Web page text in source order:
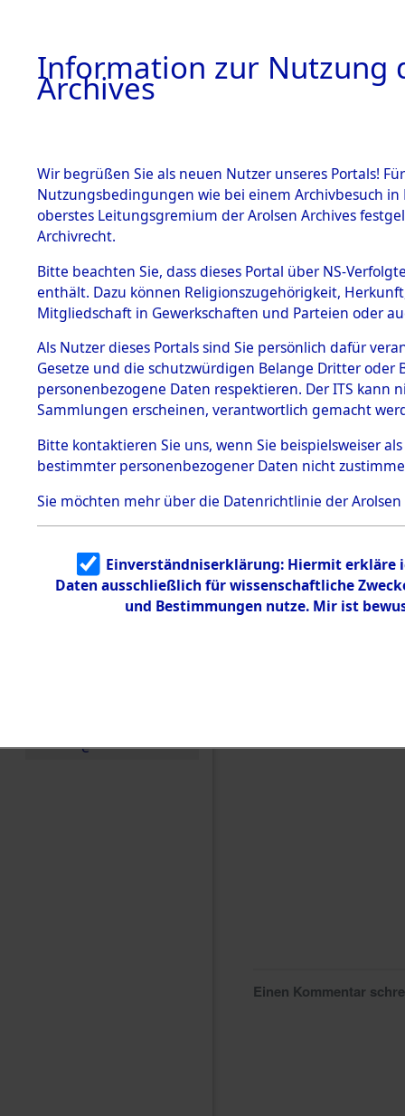
BESTÄNDE
1.
mente
5. Verschiedenes
5.3
Todesmärsche
5.3.1 Alliierte
Erhebungen
zu
Todesmärsch
en
5.3.2
Identifizierun
g
5.3.3
Todesmärsch
e
Routen
→0126
Einen Kommentar
Information zur Nutzung
Archives
Wir begrüßen Sie als neuen Nutzer unseres Portals!
Nutzungsbedingungen wie bei einem Archivbesuch
oberstes Leitungsgremium der Arolsen Archives
Archivrecht.
Bitte beachten Sie, dass dieses Portal über NS-
enthält. Dazu können Religionszugehörigkeit,
Mitgliedschaft in Gewerkschaften und Parteien oder
Als Nutzer dieses Portals sind Sie persönlich dafür
Gesetze und die schutzwürdigen Belange Dritter
personenbezogene Daten respektieren. Der ITS
Sammlungen erscheinen, verantwortlich gemacht
Bitte kontaktieren Sie uns, wenn Sie beispielsweiser
bestimmter personenbezogener Daten nicht
Sie möchten mehr über die Datenrichtlinie der Arolsen
Einverständniserklärung: Hiermit erkläre
Daten ausschließlich für wissenschaftliche
und Bestimmungen nutze. Mir ist